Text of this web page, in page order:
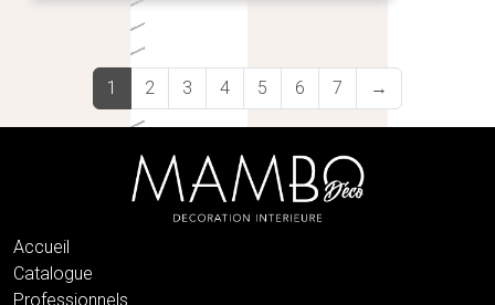
1 2 3 4 5 6 7 →
Accueil
Catalogue
Professionnels